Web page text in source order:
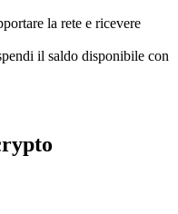
la rete e ricevere
il saldo disponibile con